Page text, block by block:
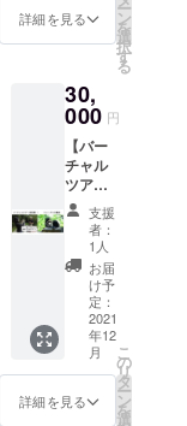
※画像は
を込め
て、手
メッ
セージ
カード
を同封
いたし
ます
加！ リ
アルタ
グマの
様子を
Zoomで
ボルネ
オから
お送り
しま
す。日
本語訳
付き、
質問
OK！ ※
開催は
2021年
12月〜
2022年
3月の週
詳細を見る ー
ン
を
選
択
す
る
30,
000 円
【バー
チャル
ツアー
＋マ
レーグ
マの限
定動
画】 ・
ウォン
博士に
よる
BSBCC
のバー
チャル
ツアー
支援
者：
1人
お届
け予
定：
2021
年12
月
詳細を見る
こ
の
リ
タ
ー
ン
を
選